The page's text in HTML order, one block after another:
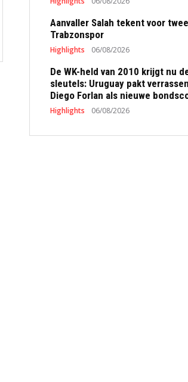
Aanvaller Salah tekent voor
Trabzonspor
Highlights 06/08/2026
De WK-held van 2010 krijgt nu
sleutels: Uruguay pakt
Diego Forlan als nieuwe
Highlights 06/08/2026